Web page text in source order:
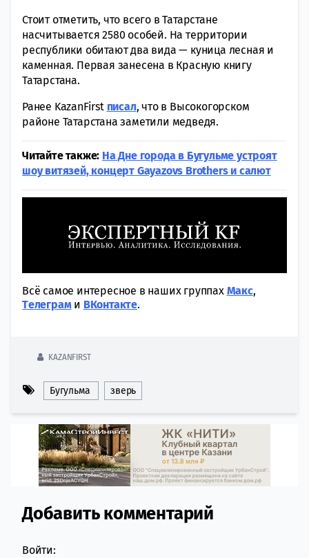
Стоит отметить, что всего в Татарстане
насчитывается 2580 особей. На территории
республики обитают два вида — куница лесная и
каменная. Первая занесена в Красную книгу
Татарстана.
Ранее KazanFirst писал, что в Высокогорском
районе Татарстана заметили медведя.
Читайте также: На Дне города в Бугульме устроят
шоу витязей, концерт Gayazovs Brothers и салют
Всё самое интересное в наших группах Макс,
Tелеграми ВКонтакте.
KAZANFIRST
Бугульма зверь
Comment section
Добавить комментарий
Войти: